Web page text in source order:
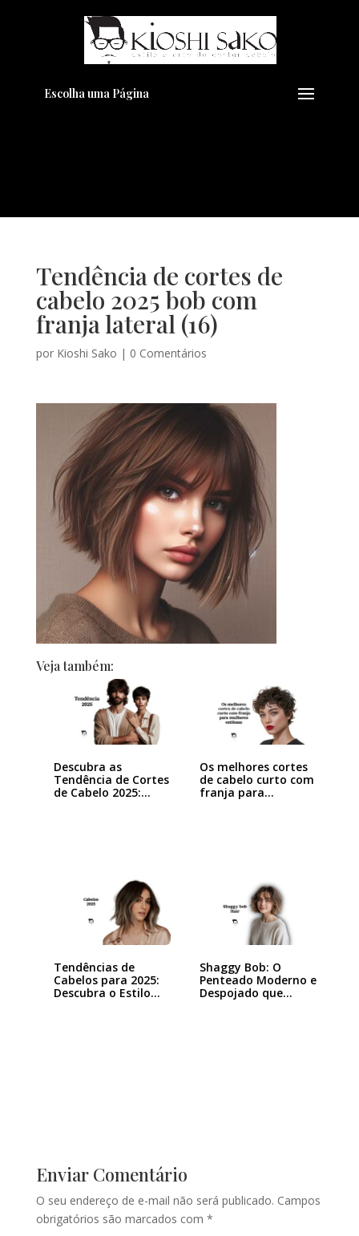
Escolha uma Página
Tendência de cortes de
cabelo 2025 bob com
franja lateral (16)
por Kioshi Sako | 0 Comentários
Veja também:
Descubra as
Tendência de Cortes
de Cabelo 2025:…
Os melhores cortes
de cabelo curto com
franja para…
Tendências de
Cabelos para 2025:
Descubra o Estilo…
Shaggy Bob: O
Penteado Moderno e
Despojado que
Enviar Comentário
O seu endereço de e-mail não será publicado. Campos
obrigatórios são marcados com *
Pensando em transformar seu
Visual??